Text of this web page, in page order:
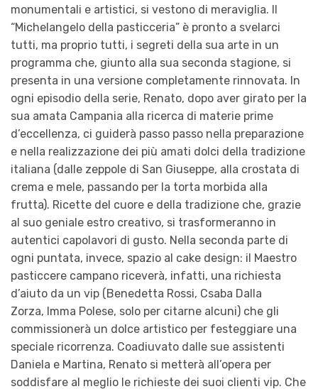
monumentali e artistici, si vestono di meraviglia. Il
“Michelangelo della pasticceria” è pronto a svelarci
tutti, ma proprio tutti, i segreti della sua arte in un
programma che, giunto alla sua seconda stagione, si
presenta in una versione completamente rinnovata. In
ogni episodio della serie, Renato, dopo aver girato per la
sua amata Campania alla ricerca di materie prime
d’eccellenza, ci guiderà passo passo nella preparazione
e nella realizzazione dei più amati dolci della tradizione
italiana (dalle zeppole di San Giuseppe, alla crostata di
crema e mele, passando per la torta morbida alla
frutta). Ricette del cuore e della tradizione che, grazie
al suo geniale estro creativo, si trasformeranno in
autentici capolavori di gusto. Nella seconda parte di
ogni puntata, invece, spazio al cake design: il Maestro
pasticcere campano riceverà, infatti, una richiesta
d’aiuto da un vip (Benedetta Rossi, Csaba Dalla
Zorza, Imma Polese, solo per citarne alcuni) che gli
commissionerà un dolce artistico per festeggiare una
speciale ricorrenza. Coadiuvato dalle sue assistenti
Daniela e Martina, Renato si metterà all’opera per
soddisfare al meglio le richieste dei suoi clienti vip. Che